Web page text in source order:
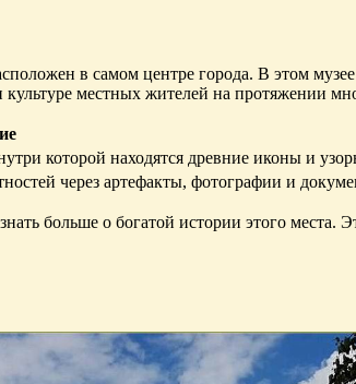
в самом центре города. В этом
местных жителей на протяжении
которой находятся древние иконы и
через артефакты, фотографии и
больше о богатой истории этого